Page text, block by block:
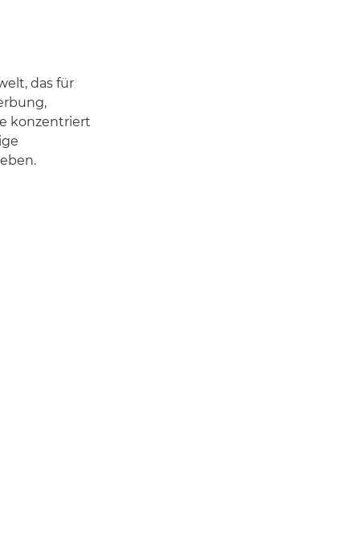
das für
konzentriert